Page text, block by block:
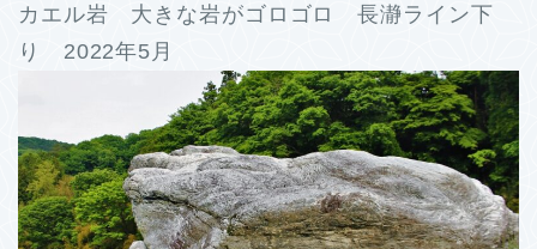
カエル岩 大きな岩がゴロゴロ 長瀞ライン下
り 2022年5月